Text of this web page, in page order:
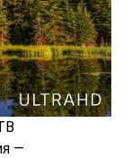
—